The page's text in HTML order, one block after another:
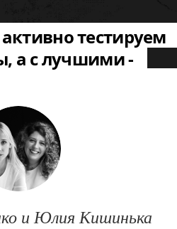
тестируем
а с лучшими -
и Юлия Кишинька